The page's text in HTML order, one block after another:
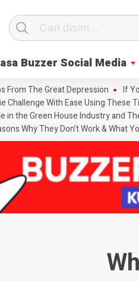
Buzzer Social Media
From The Great Depression
If
Challenge With Ease Using These
in the Green House Industry and
Why They Don’t Work & What